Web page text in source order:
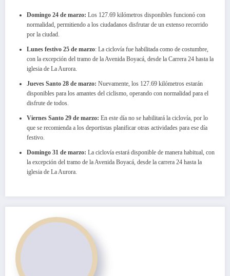
Domingo 24 de marzo: Los 127.69 kilómetros disponibles funcionó con
normalidad, permitiendo a los ciudadanos disfrutar de un extenso recorrido
por la ciudad.
Lunes festivo 25 de marzo: La ciclovía fue habilitada como de costumbre,
con la excepción del tramo de la Avenida Boyacá, desde la Carrera 24 hasta la
iglesia de La Aurora.
Jueves Santo 28 de marzo: Nuevamente, los 127.69 kilómetros estarán
disponibles para los amantes del ciclismo, operando con normalidad para el
disfrute de todos.
Viernes Santo 29 de marzo: En este día no se habilitará la ciclovía, por lo
que se recomienda a los deportistas planificar otras actividades para ese día
festivo.
Domingo 31 de marzo: La ciclovía estará disponible de manera habitual, con
la excepción del tramo de la Avenida Boyacá, desde la carrera 24 hasta la
iglesia de La Aurora.